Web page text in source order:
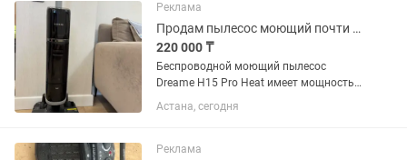
Реклама
Продам пылесос моющий почти новый в связи с переездом
220 000 ₸
Беспроводной моющий пылесос
Dreame H15 Pro Heat имеет мощность
400 Вт, силу всасывания 22 000 Па,
аккумулятор 6×5000 мА·ч (до 72 минут
функцию влажной уборки...
Астана, сегодня
Реклама